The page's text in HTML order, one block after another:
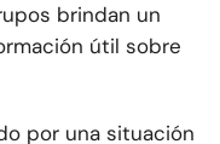
brindan un
útil sobre
por una situación